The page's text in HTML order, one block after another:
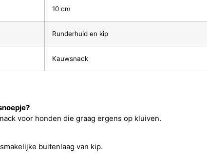
10 cm
Runderhuid en kip
Kauwsnack
voor honden die graag ergens op kluiven.
buitenlaag van kip.